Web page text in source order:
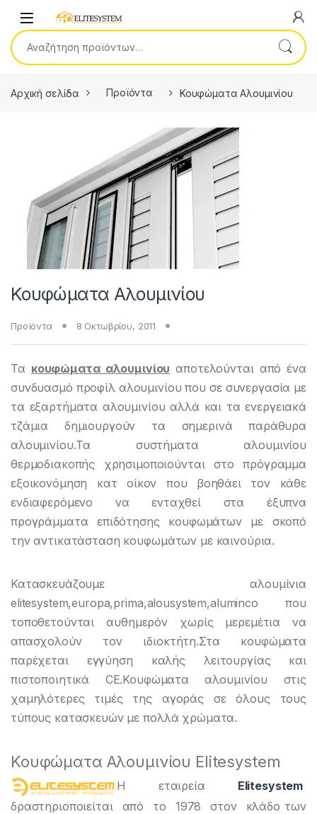
Open
Αναζήτηση για:
Αρχική σελίδα Προϊόντα Κουφώματα Αλουμινίου
Κουφώματα Αλουμινίου
Προϊόντα 8 Οκτωβρίου, 2011
Τα κουφώματα αλουμινίου αποτελούνται από ένα
συνδυασμό προφίλ αλουμινίου που σε συνεργασία με
τα εξαρτήματα αλουμινίου αλλά και τα ενεργειακά
τζάμια δημιουργούν τα σημερινά παράθυρα
αλουμινίου.Τα συστήματα αλουμινίου
θερμοδιακοπής χρησιμοποιούνται στο πρόγραμμα
εξοικονόμηση κατ οίκον που βοηθάει τον κάθε
ενδιαφερόμενο να ενταχθεί στα έξυπνα
προγράμματα επιδότησης κουφωμάτων με σκοπό
την αντικατάσταση κουφωμάτων με καινούρια.
Κατασκευάζουμε αλουμίνια
elitesystem,europa,prima,alousystem,aluminco που
τοποθετούνται αυθημερόν χωρίς μερεμέτια να
απασχολούν τον ιδιοκτήτη.Στα κουφώματα
παρέχεται εγγύηση καλής λειτουργίας και
πιστοποιητικά CE.Κουφώματα αλουμινίου στις
χαμηλότερες τιμές της αγοράς σε όλους τους
τύπους κατασκευών με πολλά χρώματα.
Κουφώματα Αλουμινίου Elitesystem
Η εταιρεία Elitesystem
δραστηριοποιείται από το 1978 στον κλάδο των